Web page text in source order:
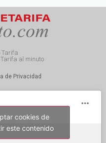
Tarifa
al minuto
de Privacidad
cookies de
este contenido